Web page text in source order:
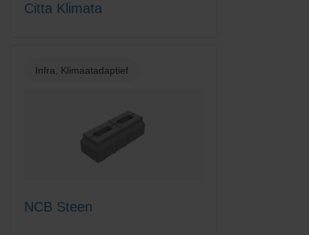
Citta Klimata
Infra, Klimaatadaptief
NCB Steen